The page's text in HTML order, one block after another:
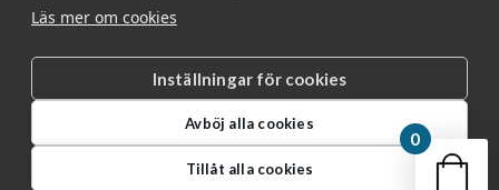
Läs mer om cookies
Inställningar för cookies
Avböj alla cookies
Tillåt alla cookies
Garnr Sverige AB © 2026 |
info@garnr.se
|
031 - 92 94 92
Din
0